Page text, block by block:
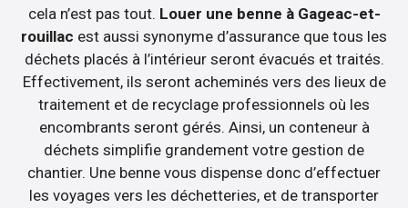
cela n’est pas tout. Louer une benne à Gageac-et-
rouillac est aussi synonyme d’assurance que tous les
déchets placés à l’intérieur seront évacués et traités.
Effectivement, ils seront acheminés vers des lieux de
traitement et de recyclage professionnels où les
encombrants seront gérés. Ainsi, un conteneur à
déchets simplifie grandement votre gestion de
chantier. Une benne vous dispense donc d’effectuer
les voyages vers les déchetteries, et de transporter